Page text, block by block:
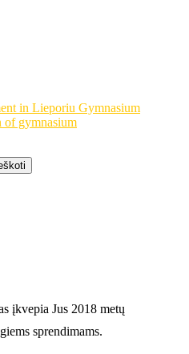
in Lieporiu Gymnasium
of gymnasium
įkvepia Jus 2018 metų
sprendimams.